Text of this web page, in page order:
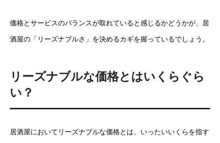
価格とサービスのバランスが取れていると感じるかどうかが、居
酒屋の「リーズナブルさ」を決めるカギを握っているでしょう。
リーズナブルな価格とはいくらぐら
い？
居酒屋においてリーズナブルな価格とは、いったいいくらを指す